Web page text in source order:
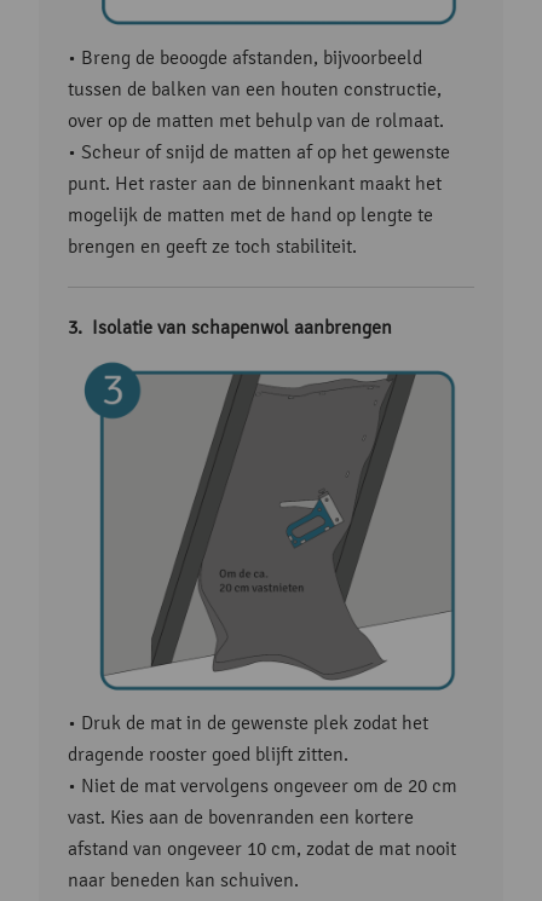
• Breng de beoogde afstanden, bijvoorbeeld
tussen de balken van een houten constructie,
over op de matten met behulp van de rolmaat.
• Scheur of snijd de matten af op het gewenste
punt. Het raster aan de binnenkant maakt het
mogelijk de matten met de hand op lengte te
brengen en geeft ze toch stabiliteit.
Isolatie van schapenwol aanbrengen
• Druk de mat in de gewenste plek zodat het
dragende rooster goed blijft zitten.
• Niet de mat vervolgens ongeveer om de 20 cm
vast. Kies aan de bovenranden een kortere
afstand van ongeveer 10 cm, zodat de mat nooit
naar beneden kan schuiven.